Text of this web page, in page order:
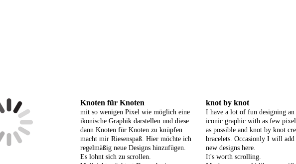
Knoten für Knoten
mit so wenigen Pixel wie möglich eine
ikonische Graphik darstellen und diese
dann Knoten für Knoten zu knüpfen
macht mir Riesenspaß. Hier möchte ich
regelmäßig neue Designs hinzufügen.
Es lohnt sich zu scrollen.
knot by knot
I have a lot of fun designing an
iconic graphic with as few
as possible and knot by knot
bracelets. Occasionly I will add
new designs here.
It's worth scrolling.